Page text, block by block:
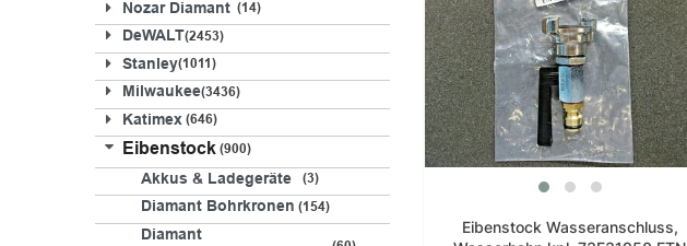
Nozar Diamant 14
DeWALT 2453
Stanley 1011
Milwaukee 3436
Katimex 646
Eibenstock 900
Akkus & Ladegeräte 3
Diamant Bohrkronen 154
Diamant
Eibenstock Wasseranschluss,